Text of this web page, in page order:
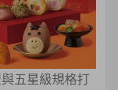
五星級規格打